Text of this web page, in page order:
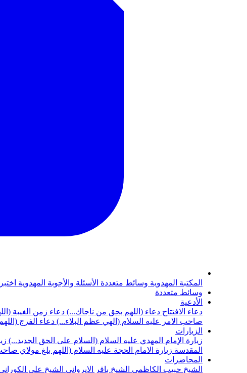
المكتبة المهدوية وسائط متعددة الأسئلة والأجوبة المهدوية
وسائط متعددة
الأدعية
دعاء الافتتاح دعاء (اللهم بحق من ناجاك...) دعاء زمن الغيبة
صاحب الامر عليه السلام (الهي عظم البلاء...) دعاء الفرج
الزيارات
زيارة الإمام المهدي عليه السلام (السلام على الحق الجديد...)
المقدسة زيارة الامام الحجة عليه السلام (اللهم بلغ مولاي
المحاضرات
الشيخ حبيب الكاظمي الشيخ باقر الايرواني الشيخ علي